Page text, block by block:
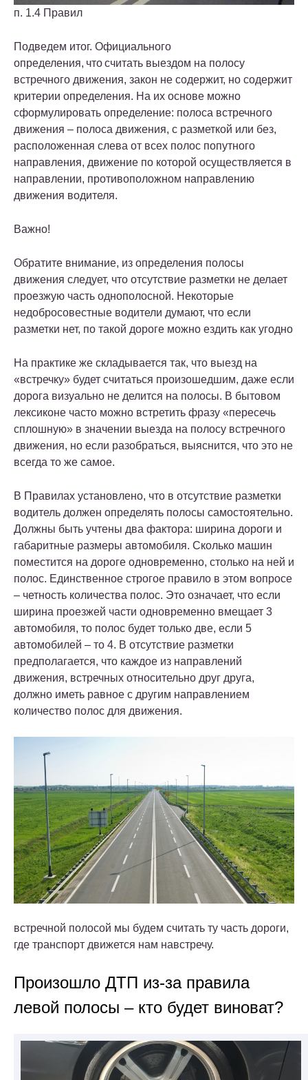
п. 1.4 Правил
Подведем итог. Официального
определения, что считать выездом на полосу
встречного движения, закон не содержит, но содержит
критерии определения. На их основе можно
сформулировать определение: полоса встречного
движения – полоса движения, с разметкой или без,
расположенная слева от всех полос попутного
направления, движение по которой осуществляется в
направлении, противоположном направлению
движения водителя.
Важно!
Обратите внимание, из определения полосы
движения следует, что отсутствие разметки не делает
проезжую часть однополосной. Некоторые
недобросовестные водители думают, что если
разметки нет, по такой дороге можно ездить как угодно
На практике же складывается так, что выезд на
«встречку» будет считаться произошедшим, даже если
дорога визуально не делится на полосы. В бытовом
лексиконе часто можно встретить фразу «пересечь
сплошную» в значении выезда на полосу встречного
движения, но если разобраться, выяснится, что это не
всегда то же самое.
В Правилах установлено, что в отсутствие разметки
водитель должен определять полосы самостоятельно.
Должны быть учтены два фактора: ширина дороги и
габаритные размеры автомобиля. Сколько машин
поместится на дороге одновременно, столько на ней и
полос. Единственное строгое правило в этом вопросе
– четность количества полос. Это означает, что если
ширина проезжей части одновременно вмещает 3
автомобиля, то полос будет только две, если 5
автомобилей – то 4. В отсутствие разметки
предполагается, что каждое из направлений
движения, встречных относительно друг друга,
должно иметь равное с другим направлением
количество полос для движения.
встречной полосой мы будем считать ту часть дороги,
где транспорт движется нам навстречу.
Произошло ДТП из-за правила
левой полосы – кто будет виноват?